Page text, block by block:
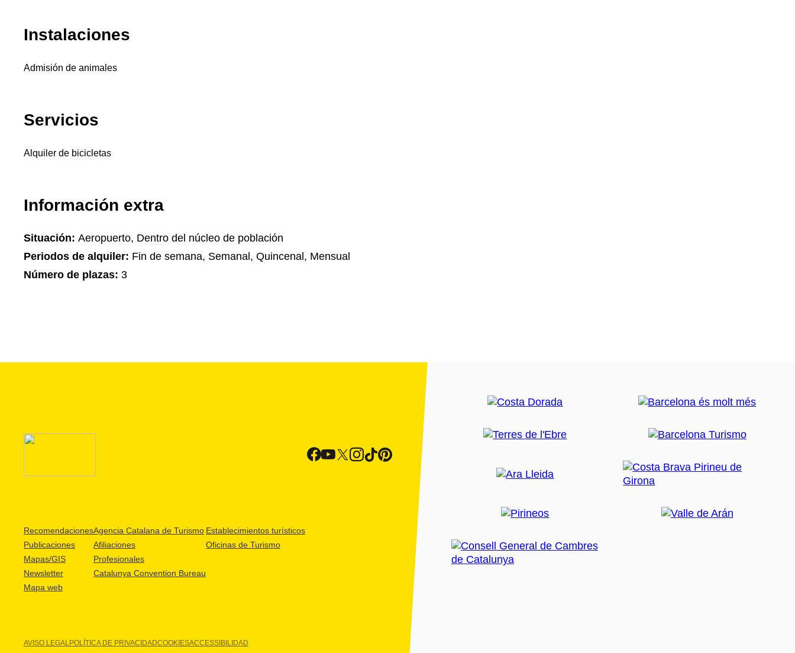
Instalaciones
Admisión de animales
Servicios
Alquiler de bicicletas
Información extra
Situación: Aeropuerto, Dentro del núcleo de población
Periodos de alquiler: Fin de semana, Semanal, Quincenal, Mensual
Número de plazas: 3
Recomendaciones
Publicaciones
Mapas/GIS
Newsletter
Mapa web
Agencia Catalana de Turismo
Afiliaciones
Profesionales
Catalunya Convention Bureau
Establecimientos turísticos
Oficinas de Turismo
AVISO LEGALPOLÍTICA DE PRIVACIDADCOOKIESACCESSIBILIDAD